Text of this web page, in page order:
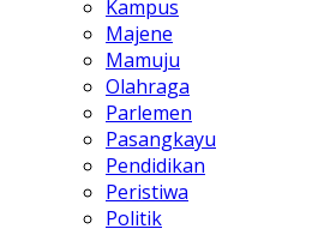
Kampus
Majene
Mamuju
Olahraga
Parlemen
Pasangkayu
Pendidikan
Peristiwa
Politik